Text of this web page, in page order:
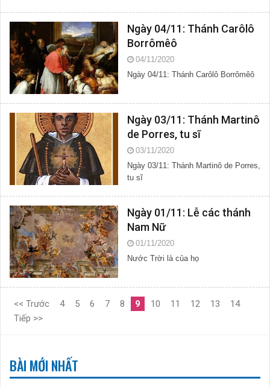
Ngày 04/11: Thánh Carôlô
Borrômêô
04/11/2020
Ngày 04/11: Thánh Carôlô Borrômêô
Ngày 03/11: Thánh Martinô
de Porres, tu sĩ
03/11/2020
Ngày 03/11: Thánh Martinô de Porres,
tu sĩ
Ngày 01/11: Lễ các thánh
Nam Nữ
01/11/2020
Nước Trời là của họ
<< Trước 4 5 6 7 8 9 10 11 12 13
14
Tiếp >>
BÀI MỚI NHẤT